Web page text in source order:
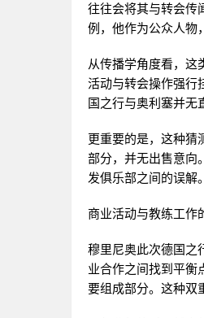
往往会将其与转会传
例，他作为公众人物
从传播学角度看，这
活动与转会操作强行
国之行与奥利塞并无
更重要的是，这种猜
部分，并无出售意向
发俱乐部之间的误解
商业活动与教练工作
穆里尼奥此次德国之
业合作之间找到平衡
要组成部分。这种双